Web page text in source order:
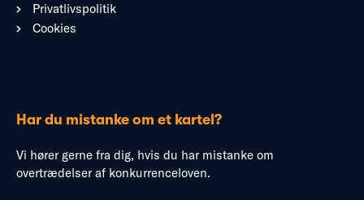
Privatlivspolitik
Cookies
Har du mistanke om et kartel?
Vi hører gerne fra dig, hvis du har mistanke om
overtrædelser af konkurrenceloven.